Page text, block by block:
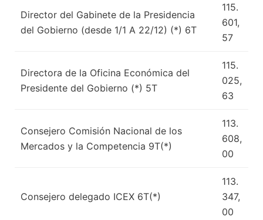
Director del Gabinete de la Presidencia
del Gobierno (desde 1/1 A 22/12) (*) 6T
115.
601,
57
Directora de la Oficina Económica del
Presidente del Gobierno (*) 5T
115.
025,
63
Consejero Comisión Nacional de los
Mercados y la Competencia 9T(*)
113.
608,
00
Consejero delegado ICEX 6T(*)
113.
347,
00